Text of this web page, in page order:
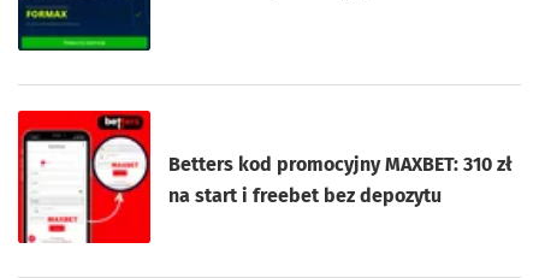
Betters kod promocyjny MAXBET: 310 zł
na start i freebet bez depozytu